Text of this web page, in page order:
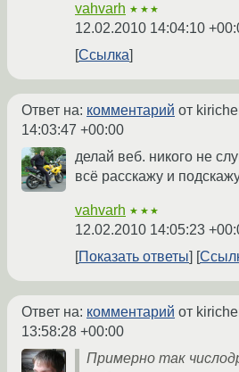
vahvarh ★★★
12.02.2010 14:04:10
Ссылка
Ответ на: комментарий от
14:03:47 +00:00
делай веб. никого не
всё расскажу и
vahvarh ★★★
12.02.2010 14:05:23
Показать ответы
Ответ на: комментарий от
13:58:28 +00:00
Примерно так